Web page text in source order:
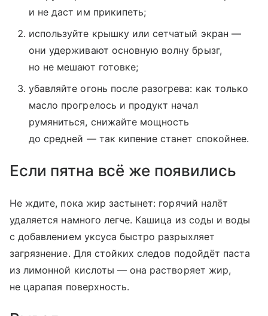
и не даст им прикипеть;
используйте крышку или сетчатый экран —
они удерживают основную волну брызг,
но не мешают готовке;
убавляйте огонь после разогрева: как только
масло прогрелось и продукт начал
румяниться, снижайте мощность
до средней — так кипение станет спокойнее.
Если пятна всё же появились
Не ждите, пока жир застынет: горячий налёт
удаляется намного легче. Кашица из соды и воды
с добавлением уксуса быстро разрыхляет
загрязнение. Для стойких следов подойдёт паста
из лимонной кислоты — она растворяет жир,
не царапая поверхность.